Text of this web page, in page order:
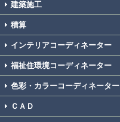
建築施工
積算
インテリアコーディネーター
福祉住環境コーディネーター
色彩・カラーコーディネーター
ＣＡＤ